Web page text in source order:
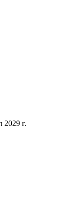
2029 г.